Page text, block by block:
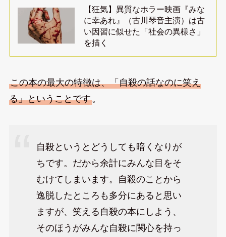
【狂気】異質なホラー映画『みな
に幸あれ』（古川琴音主演）は古
い因習に似せた「社会の異様さ」
を描く
この本の最大の特徴は、「自殺の話なのに笑え
る」ということです。
自殺というとどうしても暗くなりが
ちです。だから余計にみんな目をそ
むけてしまいます。自殺のことから
逸脱したところも多分にあると思い
ますが、笑える自殺の本にしよう、
そのほうがみんな自殺に関心を持っ